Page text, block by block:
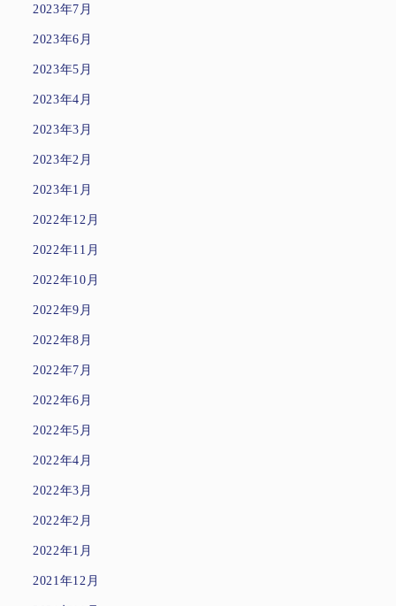
2023年7月
2023年6月
2023年5月
2023年4月
2023年3月
2023年2月
2023年1月
2022年12月
2022年11月
2022年10月
2022年9月
2022年8月
2022年7月
2022年6月
2022年5月
2022年4月
2022年3月
2022年2月
2022年1月
2021年12月